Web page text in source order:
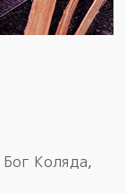
Бог Коляда,